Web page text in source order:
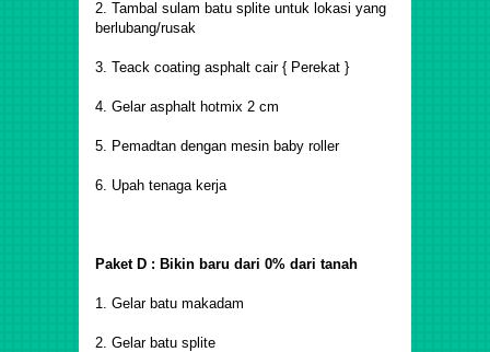
2. Tambal sulam batu splite untuk lokasi yang
berlubang/rusak
3. Teack coating asphalt cair { Perekat }
4. Gelar asphalt hotmix 2 cm
5. Pemadtan dengan mesin baby roller
6. Upah tenaga kerja
Paket D : Bikin baru dari 0% dari tanah
1. Gelar batu makadam
2. Gelar batu splite